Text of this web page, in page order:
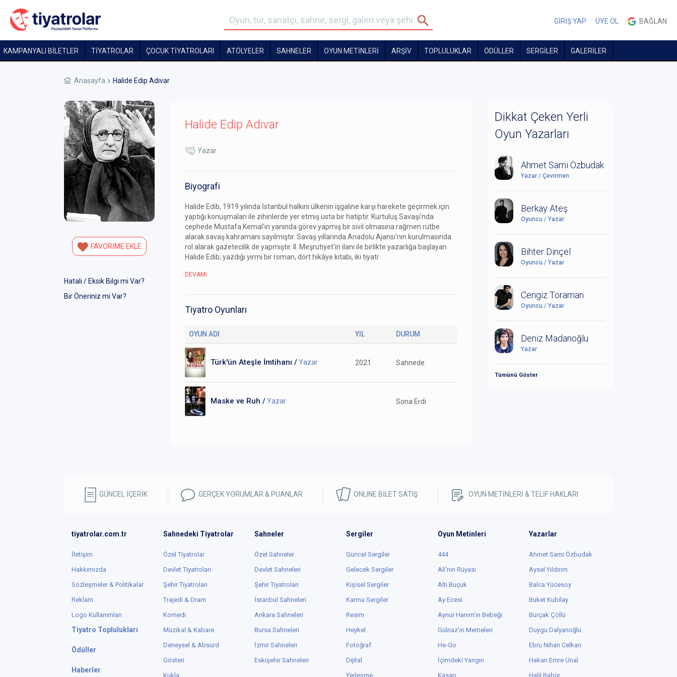
GİRİŞ YAP ÜYE OL BAĞLAN
KAMPANYALI BİLETLER TİYATROLAR ÇOCUK TIYATROLARI ATÖLYELER SAHNELER OYUN METİNLERİ ARŞİV TOPLULUKLAR ÖDÜLLER SERGİLER GALERİLER
Anasayfa Halide Edip Adıvar
FAVORİME EKLE
Hatalı / Eksik Bilgi mi Var?
Bir Öneriniz mi Var?
Halide Edip Adıvar
Yazar
Biyografi
Halide Edib, 1919 yılında İstanbul halkını ülkenin işgaline karşı harekete geçirmek için
yaptığı konuşmaları ile zihinlerde yer etmiş usta bir hatiptir. Kurtuluş Savaşı'nda
cephede Mustafa Kemal'in yanında görev yapmış bir sivil olmasına rağmen rütbe
alarak savaş kahramanı sayılmıştır. Savaş yıllarında Anadolu Ajansı'nın kurulmasında
rol alarak gazetecilik de yapmıştır. II. Meşrutiyet'in ilanı ile birlikte yazarlığa başlayan
Halide Edib; yazdığı yirmi bir roman, dört hikâye kitabı, iki tiyatr
DEVAMI
Tiyatro Oyunları
OYUN ADI YIL DURUM
Türk'ün Ateşle İmtihanı /Yazar 2021 Sahnede
Maske ve Ruh /Yazar Sona Erdi
Dikkat Çeken Yerli
Oyun Yazarları
Ahmet Sami Özbudak
Yazar / Çevirmen
Berkay Ateş
Oyuncu / Yazar
Bihter Dinçel
Oyuncu / Yazar
Cengiz Toraman
Oyuncu / Yazar
Deniz Madanoğlu
Yazar
Tümünü Göster
GÜNCEL İÇERİK GERÇEK YORUMLAR & PUANLAR ONLINE BİLET SATIŞ OYUN METİNLERİ & TELİF HAKLARI
tiyatrolar.com.tr
İletişim
Hakkımızda
Sözleşmeler & Politikalar
Reklam
Logo Kullanımları
Tiyatro Toplulukları
Ödüller
Haberler
Sahnedeki Tiyatrolar
Özel Tiyatrolar
Devlet Tiyatroları
Şehir Tiyatroları
Trajedi & Dram
Komedi
Müzikal & Kabare
Deneysel & Absürd
Gösteri
Kukla
Sahneler
Özel Sahneler
Devlet Sahneleri
Şehir Tiyatroları
İstanbul Sahneleri
Ankara Sahneleri
Bursa Sahneleri
İzmir Sahneleri
Eskişehir Sahneleri
Sergiler
Güncel Sergiler
Gelecek Sergiler
Kişisel Sergiler
Karma Sergiler
Resim
Heykel
Fotoğraf
Dijital
Yerleşme
Oyun Metinleri
444
Ali'nin Rüyası
Altı Buçuk
Ay Ecesi
Aynur Hanım'ın Bebeği
Gülnaz'ın Memeleri
He-Go
İçimdeki Yangın
Kasap
Yazarlar
Ahmet Sami Özbudak
Aysel Yıldırım
Balca Yücesoy
Buket Kubilay
Burçak Çöllü
Duygu Dalyanoğlu
Ebru Nihan Celkan
Hakan Emre Ünal
Halil Babür